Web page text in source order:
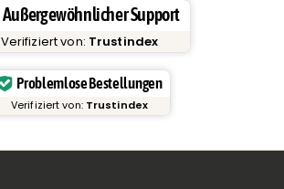
Außergewöhnlicher Support
Verifiziert von: Trustindex
Problemlose Bestellungen
Verifiziert von: Trustindex